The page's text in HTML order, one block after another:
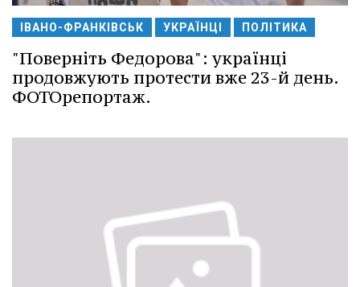
ІВАНО-ФРАНКІВСЬК УКРАЇНЦІ ПОЛІТИКА
"Поверніть Федорова": українці
продовжують протести вже 23-й день.
ФОТОрепортаж.